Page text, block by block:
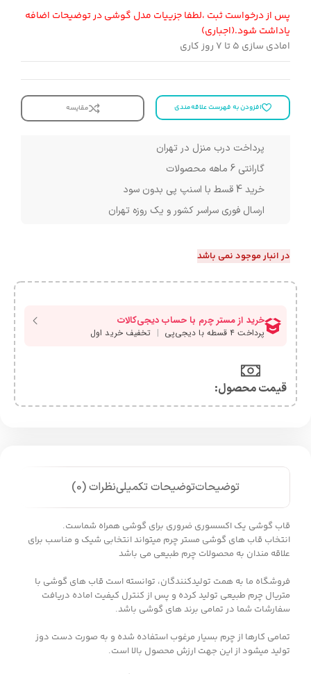
پس از درخواست ثبت ،لطفا جزییات مدل گوشی در توضیحات اضافه
یاداشت شود.(اجباری)
امادی سازی 5 تا 7 روز کاری
افزودن به فهرست علاقه‌مندی مقایسه
پرداخت درب منزل در تهران
گارانتی 6 ماهه محصولات
خرید 4 قسط با اسنپ پی بدون سود
ارسال فوری سراسر کشور و یک روزه تهران
در انبار موجود نمی باشد
قیمت محصول:​
توضیحاتتوضیحات تکمیلینظرات (0)
قاب گوشی یک اکسسوری ضروری برای گوشی همراه شماست.
انتخاب قاب های گوشی مستر چرم میتواند انتخابی شیک و مناسب برای
علاقه مندان به محصولات چرم طبیعی می باشد
فروشگاه ما به همت تولیدکنندگان، توانسته است قاب های گوشی با
متریال چرم طبیعی تولید کرده و پس از کنترل کیفیت اماده دریافت
سفارشات شما در تمامی برند های گوشی باشد.
تمامی کارها از چرم بسیار مرغوب استفاده شده و به صورت دست دوز
تولید میشود از این جهت ارزش محصول بالا است.